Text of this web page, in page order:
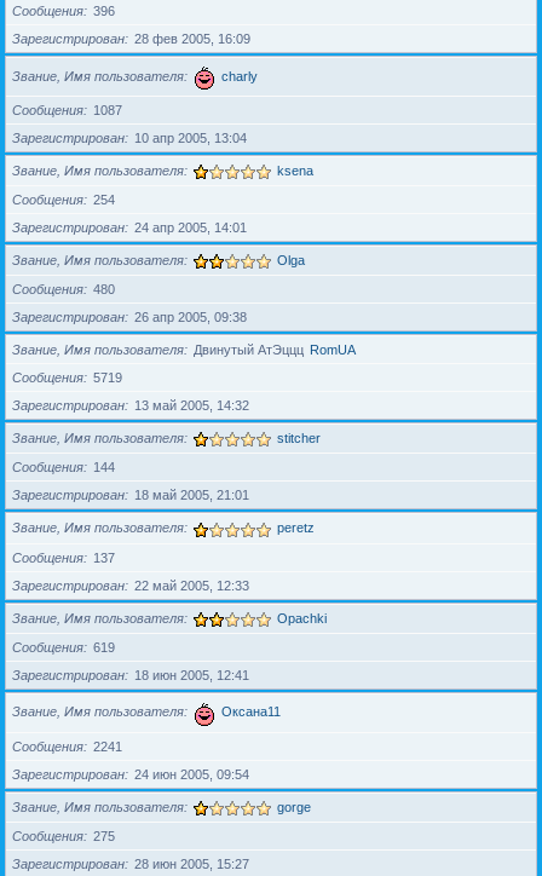
Сообщения
396
Зарегистрирован
28 фев 2005, 16:09
Звание, Имя пользователя charly
Сообщения
1087
Зарегистрирован
10 апр 2005, 13:04
Звание, Имя пользователя ksena
Сообщения
254
Зарегистрирован
24 апр 2005, 14:01
Звание, Имя пользователя Olga
Сообщения
480
Зарегистрирован
26 апр 2005, 09:38
Звание, Имя пользователя Двинутый АтЭццц RomUA
Сообщения
5719
Зарегистрирован
13 май 2005, 14:32
Звание, Имя пользователя stitcher
Сообщения
144
Зарегистрирован
18 май 2005, 21:01
Звание, Имя пользователя peretz
Сообщения
137
Зарегистрирован
22 май 2005, 12:33
Звание, Имя пользователя Opachki
Сообщения
619
Зарегистрирован
18 июн 2005, 12:41
Звание, Имя пользователя Оксана11
Сообщения
2241
Зарегистрирован
24 июн 2005, 09:54
Звание, Имя пользователя gorge
Сообщения
275
Зарегистрирован
28 июн 2005, 15:27